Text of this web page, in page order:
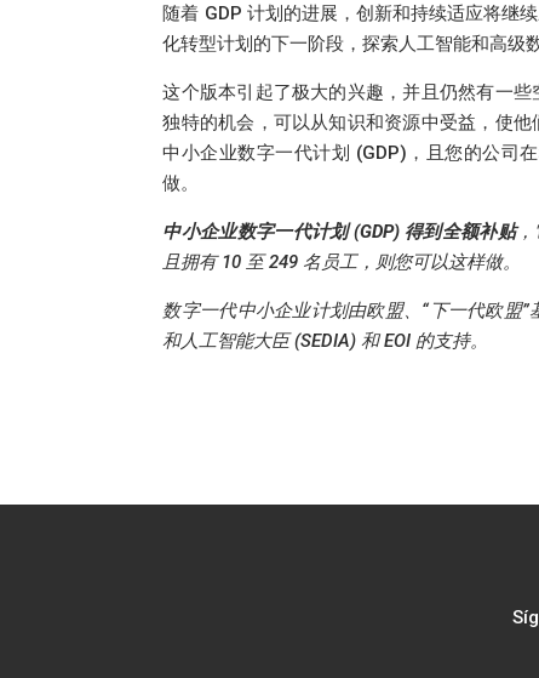
随着 GDP 计划的进展，创新和持续适应将继
化转型计划的下一阶段，探索人工智能和高级
这个版本引起了极大的兴趣，并且仍然有一
独特的机会，可以从知识和资源中受益，使
中小企业数字一代计划 (GDP)，且您的公司
做。
中小企业数字一代计划 (GDP) 得到全额补贴，
且拥有 10 至 249 名员工，则您可以这样做。
数字一代中小企业计划由欧盟、“下一代欧盟
和人工智能大臣 (SEDIA) 和 EOI 的支持。